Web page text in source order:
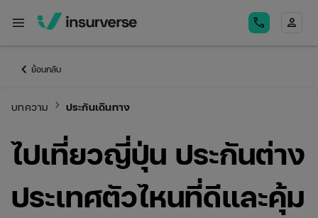
menu call person
keyboard_arrow_left ย้อนกลับ
บทความ keyboard_arrow_right ประกันเดินทาง
ไปเที่ยวญี่ปุ่น ประกันต่าง
ประเทศตัวไหนที่ดีและคุ้ม